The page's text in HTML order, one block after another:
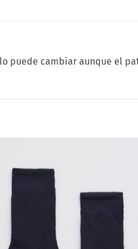
puede cambiar aunque el
deseos